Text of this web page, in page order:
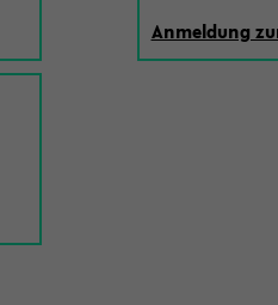
Anmeldung